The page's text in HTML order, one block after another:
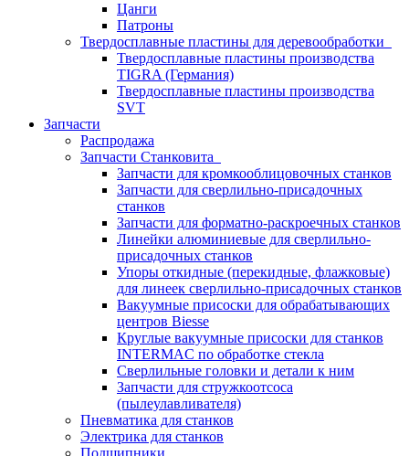
Цанги
Патроны
Твердосплавные пластины для деревообработки
Твердосплавные пластины производства
TIGRA (Германия)
Твердосплавные пластины производства
SVT
Запчасти
Распродажа
Запчасти Станковита
Запчасти для кромкооблицовочных станков
Запчасти для сверлильно-присадочных
станков
Запчасти для форматно-раскроечных станков
Линейки алюминиевые для сверлильно-
присадочных станков
Упоры откидные (перекидные, флажковые)
для линеек сверлильно-присадочных станков
Вакуумные присоски для обрабатывающих
центров Biesse
Круглые вакуумные присоски для станков
INTERMAC по обработке стекла
Сверлильные головки и детали к ним
Запчасти для стружкоотсоса
(пылеулавливателя)
Пневматика для станков
Электрика для станков
Подшипники